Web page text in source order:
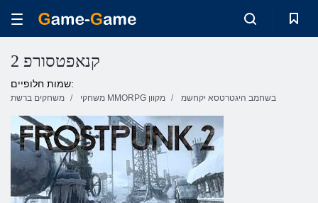
2 קנאפטסורפ
שמות חלופיים:
משחקים ברשת משחקי MMORPG מקוון בשחמב היגטרטסא יקחשמ